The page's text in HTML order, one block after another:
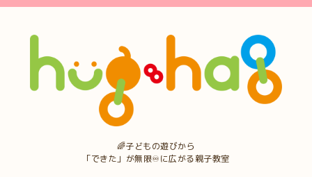
🌈子どもの遊びから
「できた」が無限♾に広がる親子教室